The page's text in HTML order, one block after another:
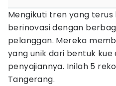
Mengikuti tren yang terus
berinovasi dengan
pelanggan. Mereka
yang unik dari bentuk
penyajiannya. Inilah 5
Tangerang.